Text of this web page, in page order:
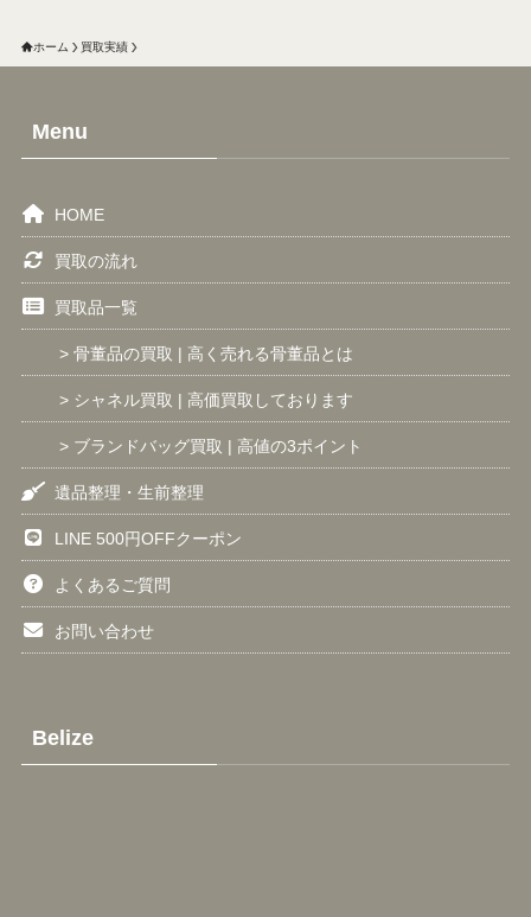
ホーム 買取実績
Menu
HOME
買取の流れ
買取品一覧
> 骨董品の買取 | 高く売れる骨董品とは
> シャネル買取 | 高価買取しております
> ブランドバッグ買取 | 高値の3ポイント
遺品整理・生前整理
LINE 500円OFFクーポン
よくあるご質問
お問い合わせ
Belize